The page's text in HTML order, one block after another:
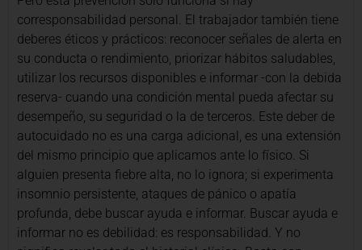
corresponsabilidad personal. El trabajador también tiene
deberes éticos y prácticos: reconocer señales de alerta en
su conducta o rendimiento, priorizar hábitos saludables,
utilizar los recursos disponibles e informar -con la debida
reserva- cuando una condición mental pueda afectar su
desempeño, su seguridad o la de terceros. Este deber de
autocuidado no es una carga adicional, es una extensión
del mismo principio que aplicamos ante lo físico. Si
alguien presenta fiebre alta, no lo ignora; si experimenta
insomnio persistente, ataques de pánico o apatía
profunda, debe buscar ayuda e informar. Buscar ayuda e
informar no es debilidad: es responsabilidad. Y no